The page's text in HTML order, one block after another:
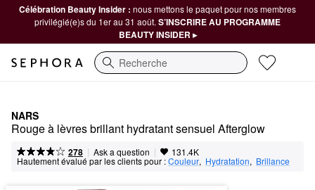
Célébration Beauty Insider : nous mettons le paquet pour nos membres
privilégié(e)s du 1er au 31 août. S’INSCRIRE AU PROGRAMME
BEAUTY INSIDER ▸
Recherche
NARS
Rouge à lèvres brillant hydratant sensuel Afterglow
278 | Ask a question | 131.4K
Hautement évalué par les clients pour :Couleur, Hydratation, Brillance